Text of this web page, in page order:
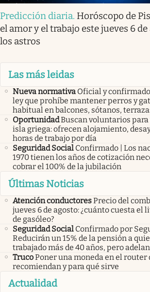
Predicción diaria. Horóscopo de
el amor y el trabajo este jueves 6
los astros
Las más leidas
Nueva normativa Oficial y
ley que prohíbe mantener perros y
habitual en balcones, sótanos,
OportunidadBuscan voluntarios
isla griega: ofrecen alojamiento,
horas de trabajo por día
Seguridad Social Confirmado | Los
1970 tienen los años de cotización
cobrar el 100% de la jubilación
Últimas Noticias
Atención conductoresPrecio del
jueves 6 de agosto: ¿cuánto cuesta el
de gasóleo?
Seguridad Social Confirmado por
Reducirán un 15% de la pensión a
trabajado más de 40 años, pero
TrucoPoner una moneda en el router
recomiendan y para qué sirve
Actualidad